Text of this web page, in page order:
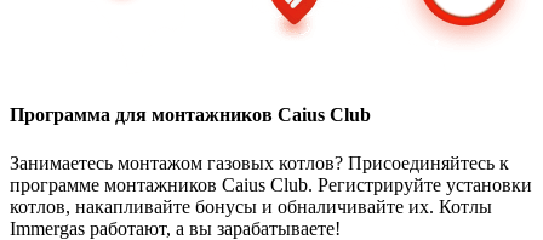
Программа для монтажников Caius Club
Занимаетесь монтажом газовых котлов? Присоединяйтесь к
программе монтажников Caius Club. Регистрируйте установки
котлов, накапливайте бонусы и обналичивайте их. Котлы
Immergas работают, а вы зарабатываете!